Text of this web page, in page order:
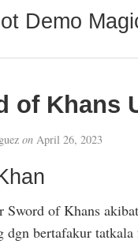
Demo
of Khans
onApril 26, 2023
Sword of Khans
dgn bertafakur